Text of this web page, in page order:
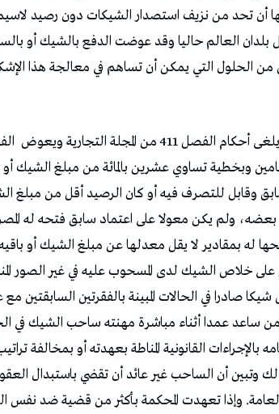
أن تحد من نزيف استصدار الشيكات دون رصيد
العالم حاليا وقد عوضت الدفع بالشيك أو
من الحلول التي يمكن أن تساهم في معالجة هذا
411 من المجلة التجارية ويعوض
وبخطية تساوي عشرين بالمائة من مبلغ الشيك
وقابل للتصرف فيه أو كان الرصيد أقل من مبلغ
ولم يكن معولا على اعتماد سابق فتحه له
له بمقادير لا يقل معدلها عن مبلغ الشيك أو
صادرا في الحالات المبينة بالفقرتين
عمدا أثناء مباشرة مهنته ساحب الشيك في
بالإجراءات القانونية المناطة بعهدته أو بمخالفة
أن الساحب غير عائد أن تقضي باستبدال
وإذا تعهدت المحكمة بأكثر من قضية ضد نفس